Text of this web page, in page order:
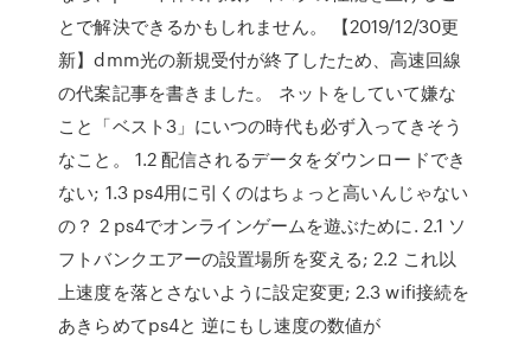
とで解決できるかもしれません。 【2019/12/30更
新】dmm光の新規受付が終了したため、高速回線
の代案記事を書きました。 ネットをしていて嫌な
こと「ベスト3」にいつの時代も必ず入ってきそう
なこと。 1.2 配信されるデータをダウンロードでき
ない; 1.3 ps4用に引くのはちょっと高いんじゃない
の？ 2 ps4でオンラインゲームを遊ぶために. 2.1 ソ
フトバンクエアーの設置場所を変える; 2.2 これ以
上速度を落とさないように設定変更; 2.3 wifi接続を
あきらめてps4と 逆にもし速度の数値が